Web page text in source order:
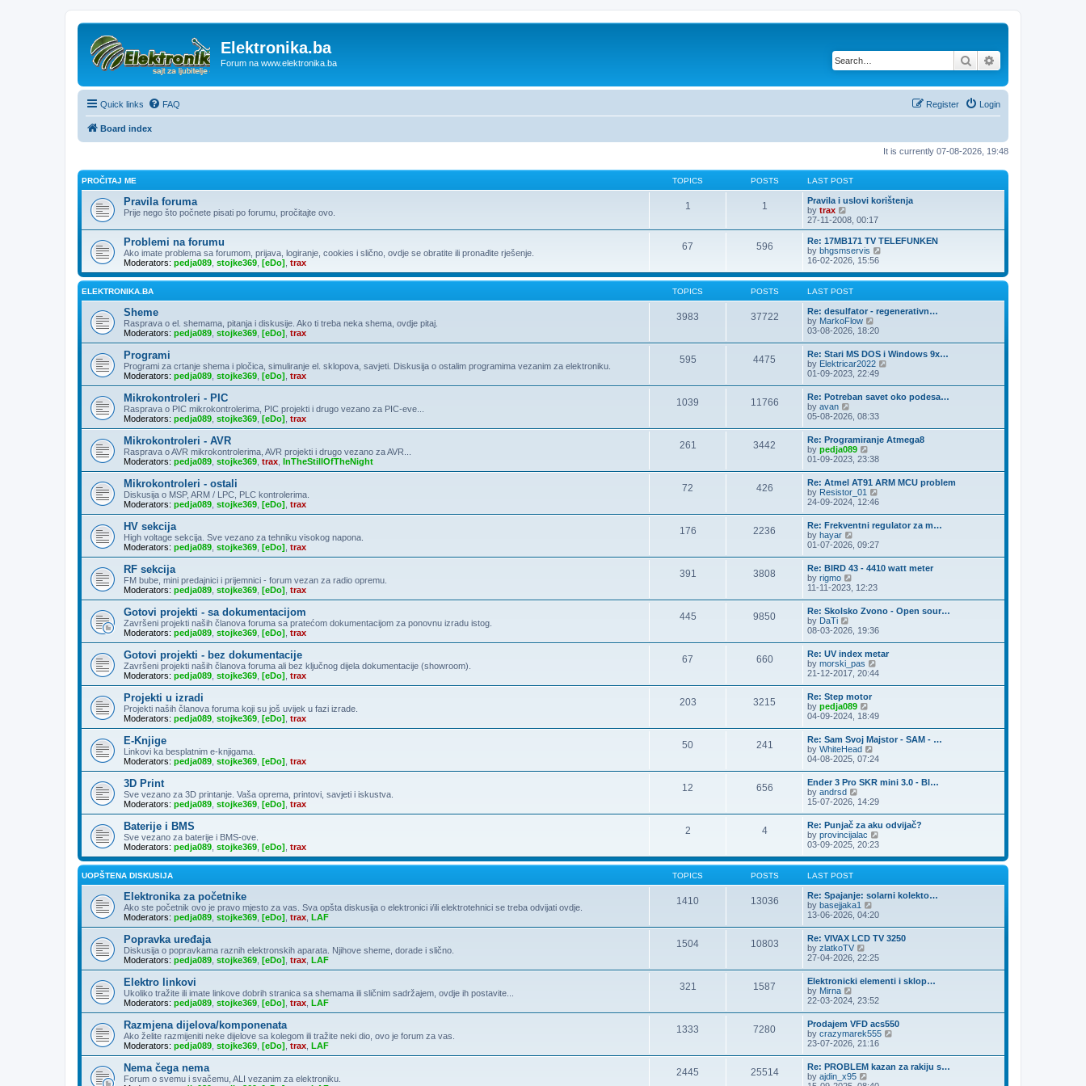
Elektronika.ba
Forum na www.elektronika.ba Search
Quick links FAQ Login
Register
Board index
It is currently 07-08-2026, 19:48
PROČITAJ ME TOPICS POSTS LAST POST
Pravila foruma
Prije nego što počnete pisati po forumu, pročitajte ovo.
1 1
Pravila i uslovi korištenja
by trax
i
e
w
t
h
l
a
t
e
s
t
p
o
s
t
27-11-2008, 00:17
Problemi na forumu
Ako imate problema sa forumom, prijava, logiranje, cookies i slično, ovdje se obratite ili pronađite rješenje.
Moderators: pedja089 stojke369 [eDo] trax
67 596
Re: 17MB171 TV TELEFUNKEN
by bhgsmservis
w
e
l
e
s
t
o
s
16-02-2026, 15:56
ELEKTRONIKA.BA TOPICS POSTS LAST POST
Sheme
Rasprava o el. shemama, pitanja i diskusije. Ako ti treba neka shema, ovdje pitaj.
Moderators: pedja089 stojke369 [eDo] trax
3983 37722
Re: desulfator - regenerativn…
by MarkoFlow
i
w
t
h
e
l
a
e
s
t
p
o
s
t
03-08-2026, 18:20
Programi
Programi za crtanje shema i pločica, simuliranje el. sklopova, savjeti. Diskusija o ostalim programima vezanim za elektroniku.
Moderators: pedja089 stojke369 [eDo] trax
595 4475
Re: Stari MS DOS i Windows 9x…
by Elektricar2022
t
l
a
s
t
p
t
01-09-2023, 22:49
Mikrokontroleri - PIC
Rasprava o PIC mikrokontrolerima, PIC projekti i drugo vezano za PIC-eve...
Moderators: pedja089 stojke369 [eDo] trax
1039 11766
Re: Potreban savet oko podesa…
by avan
i
t
h
e
l
a
t
e
s
t
p
o
s
t
05-08-2026, 08:33
Mikrokontroleri - AVR
Rasprava o AVR mikrokontrolerima, AVR projekti i drugo vezano za AVR...
Moderators: pedja089 stojke369 trax InTheStillOfTheNight
261 3442
Re: Programiranje Atmega8
by pedja089
i
w
t
h
e
l
a
e
s
t
p
o
s
t
01-09-2023, 23:38
Mikrokontroleri - ostali
Diskusija o MSP, ARM / LPC, PLC kontrolerima.
Moderators: pedja089 stojke369 [eDo] trax
72 426
Re: Atmel AT91 ARM MCU problem
by Resistor_01
i
t
h
l
a
s
t
p
o
t
24-09-2024, 12:46
HV sekcija
High voltage sekcija. Sve vezano za tehniku visokog napona.
Moderators: pedja089 stojke369 [eDo] trax
176 2236
Re: Frekventni regulator za m…
by hayar
w
t
h
e
l
a
e
s
t
p
o
s
t
01-07-2026, 09:27
RF sekcija
FM bube, mini predajnici i prijemnici - forum vezan za radio opremu.
Moderators: pedja089 stojke369 [eDo] trax
391 3808
Re: BIRD 43 - 4410 watt meter
by rigmo
t
e
l
a
t
e
s
t
p
o
s
t
11-11-2023, 12:23
Gotovi projekti - sa dokumentacijom
Završeni projekti naših članova foruma sa pratećom dokumentacijom za ponovnu izradu istog.
Moderators: pedja089 stojke369 [eDo] trax
445 9850
Re: Skolsko Zvono - Open sour…
by DaTi
i
w
t
h
e
l
a
t
e
s
t
p
o
s
t
08-03-2026, 19:36
Gotovi projekti - bez dokumentacije
Završeni projekti naših članova foruma ali bez ključnog dijela dokumentacije (showroom).
Moderators: pedja089 stojke369 [eDo] trax
67 660
Re: UV index metar
by morski_pas
i
h
e
l
a
e
s
t
p
o
s
t
21-12-2017, 20:44
Projekti u izradi
Projekti naših članova foruma koji su još uvijek u fazi izrade.
Moderators: pedja089 stojke369 [eDo] trax
203 3215
Re: Step motor
by pedja089
i
w
t
h
e
l
a
e
s
t
p
o
s
t
04-09-2024, 18:49
E-Knjige
Linkovi ka besplatnim e-knjigama.
Moderators: pedja089 stojke369 [eDo] trax
50 241
Re: Sam Svoj Majstor - SAM - …
by WhiteHead
i
w
t
h
e
l
a
t
e
s
t
o
s
04-08-2025, 07:24
3D Print
Sve vezano za 3D printanje. Vaša oprema, printovi, savjeti i iskustva.
Moderators: pedja089 stojke369 [eDo] trax
12 656
Ender 3 Pro SKR mini 3.0 - Bl…
by andrsd
i
t
h
e
l
a
e
s
t
p
o
s
t
15-07-2026, 14:29
Baterije i BMS
Sve vezano za baterije i BMS-ove.
Moderators: pedja089 stojke369 [eDo] trax
2 4
Re: Punjač za aku odvijač?
by provincijalac
w
e
l
e
s
o
s
03-09-2025, 20:23
UOPŠTENA DISKUSIJA TOPICS POSTS LAST POST
Elektronika za početnike
Ako ste početnik ovo je pravo mjesto za vas. Sva opšta diskusija o elektronici i/ili elektrotehnici se treba odvijati ovdje.
Moderators: pedja089 stojke369 [eDo] trax LAF
1410 13036
Re: Spajanje: solarni kolekto…
by basejjaka1
i
w
t
h
e
l
a
e
s
t
p
o
s
t
13-06-2026, 04:20
Popravka uređaja
Diskusija o popravkama raznih elektronskih aparata. Njihove sheme, dorade i slično.
Moderators: pedja089 stojke369 [eDo] trax LAF
1504 10803
Re: VIVAX LCD TV 3250
by zlatkoTV
i
w
t
h
e
l
a
t
e
s
t
p
o
27-04-2026, 22:25
Elektro linkovi
Ukoliko tražite ili imate linkove dobrih stranica sa shemama ili sličnim sadržajem, ovdje ih postavite...
Moderators: pedja089 stojke369 [eDo] trax LAF
321 1587
Elektronicki elementi i sklop…
by Mirna
w
t
h
e
l
a
t
22-03-2024, 23:52
Razmjena dijelova/komponenata
Ako želite razmijeniti neke dijelove sa kolegom ili tražite neki dio, ovo je forum za vas.
Moderators: pedja089 stojke369 [eDo] trax LAF
1333 7280
Prodajem VFD acs550
by crazymarek555
t
23-07-2026, 21:16
Nema čega nema
Forum o svemu i svačemu, ALI vezanim za elektroniku.
2445 25514
Re: PROBLEM kazan za rakiju s…
by ajdin_x95